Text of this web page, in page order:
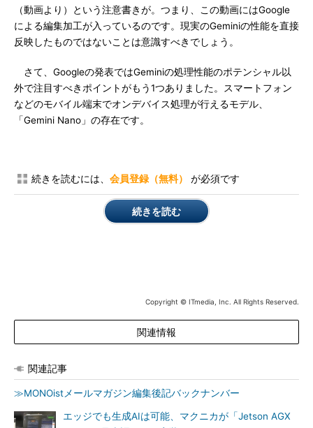
（動画より）という注意書きが。つまり、この動画にはGoogle
による編集加工が入っているのです。現実のGeminiの性能を直接
反映したものではないことは意識すべきでしょう。
さて、Googleの発表ではGeminiの処理性能のポテンシャル以
外で注目すべきポイントがもう1つありました。スマートフォン
などのモバイル端末でオンデバイス処理が行えるモデル、
「Gemini Nano」の存在です。
続きを読むには、 会員登録（無料） が必須です
続きを読む
Copyright © ITmedia, Inc. All Rights Reserved.
関連情報
関連記事
≫MONOistメールマガジン編集後記バックナンバー
エッジでも生成AIは可能、マクニカが「Jetson AGX